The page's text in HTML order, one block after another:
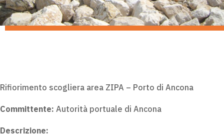
Rifiorimento scogliera area ZIPA – Porto di Ancona
Committente: Autorità portuale di Ancona
Descrizione: